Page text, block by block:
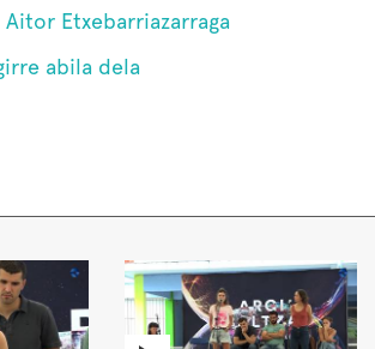
Aitor Etxebarriazarraga
abila dela